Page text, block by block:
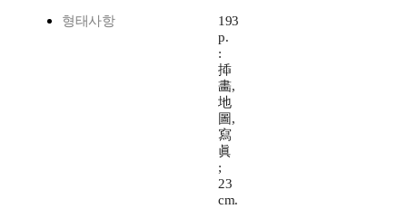
형태사항
193
p.
:
揷
畵,
地
圖,
寫
眞
;
23
cm.